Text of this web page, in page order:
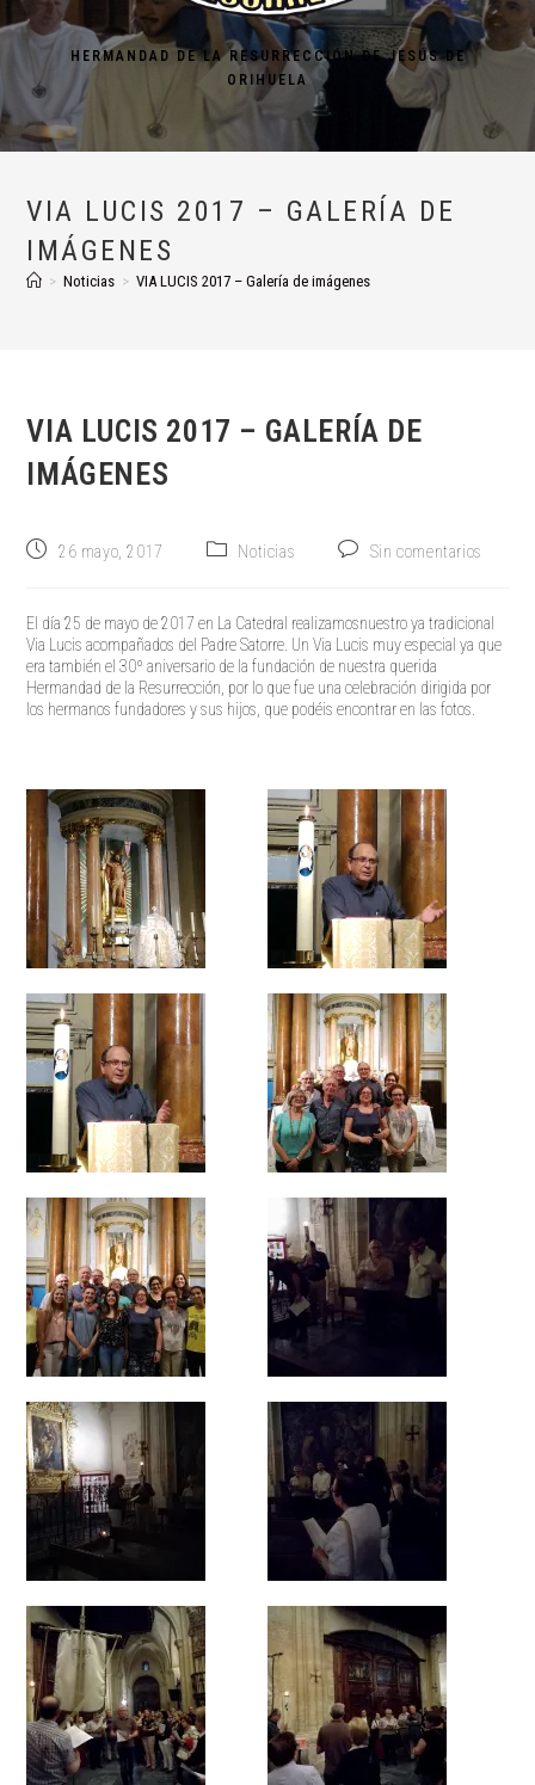
HERMANDAD DE LA RESURRECCIÓN DE JESÚS DE
ORIHUELA
VIA LUCIS 2017 – GALERÍA DE
IMÁGENES
> Noticias > VIA LUCIS 2017 – Galería de imágenes
VIA LUCIS 2017 – GALERÍA DE
IMÁGENES
Publicación
entrada:
26 mayo, 2017
Categoría
entrada:
Noticias
Comentarios
entrada:
Sin comentarios
El día 25 de mayo de 2017 en La Catedral realizamosnuestro ya tradicional
Via Lucis acompañados del Padre Satorre. Un Via Lucis muy especial ya que
era también el 30º aniversario de la fundación de nuestra querida
Hermandad de la Resurrección, por lo que fue una celebración dirigida por
los hermanos fundadores y sus hijos, que podéis encontrar en las fotos.